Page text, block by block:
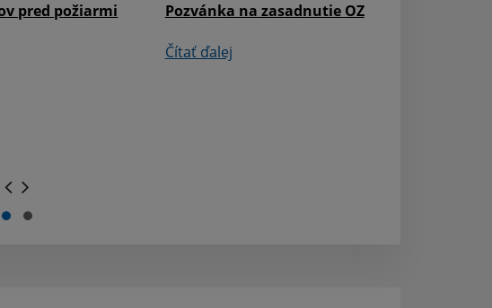
pred požiarmi
Pozvánka na zasadnutie OZ
Čítať ďalej
.